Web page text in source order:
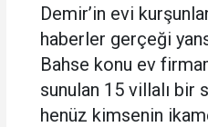
Demir’in evi
haberler gerçeği
Bahse konu ev
sunulan 15 villalı bir
henüz kimsenin